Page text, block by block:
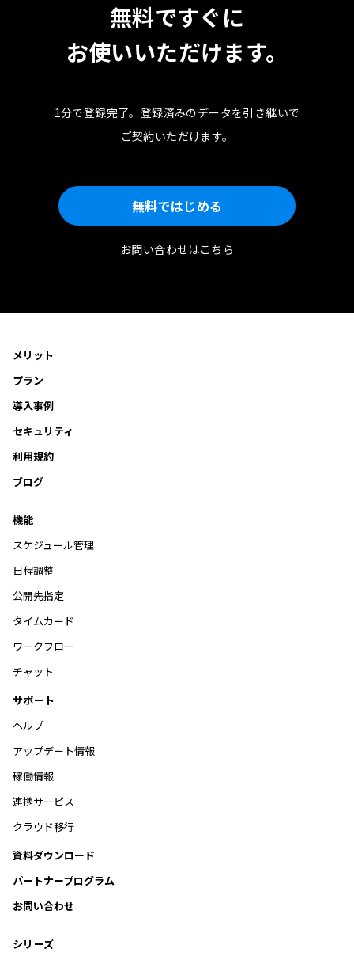
無料ですぐに
お使いいただけます。
1分で登録完了。 登録済みのデータを引き継いで
ご契約いただけます。
無料ではじめる
お問い合わせはこちら
メリット
プラン
導入事例
セキュリティ
利用規約
ブログ
機能
スケジュール管理
日程調整
公開先指定
タイムカード
ワークフロー
チャット
サポート
ヘルプ
アップデート情報
稼働情報
連携サービス
クラウド移行
資料ダウンロード
パートナープログラム
お問い合わせ
シリーズ